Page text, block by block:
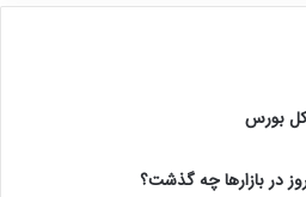
در بازارها چه گذشت؟